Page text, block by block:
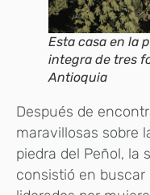
Esta casa en la
integra de tres
Antioquia
Después de
maravillosas sobre
piedra del Peñol, la
consistió en